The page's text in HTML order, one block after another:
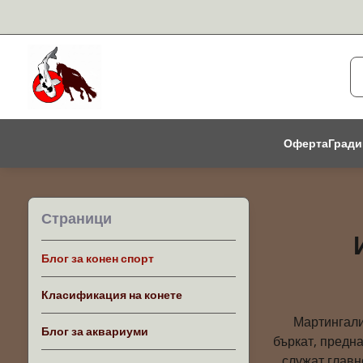
Оферта
бъркат,
Страници
Блог за конен спорт
Класификация на конете
Блог за аквариуми